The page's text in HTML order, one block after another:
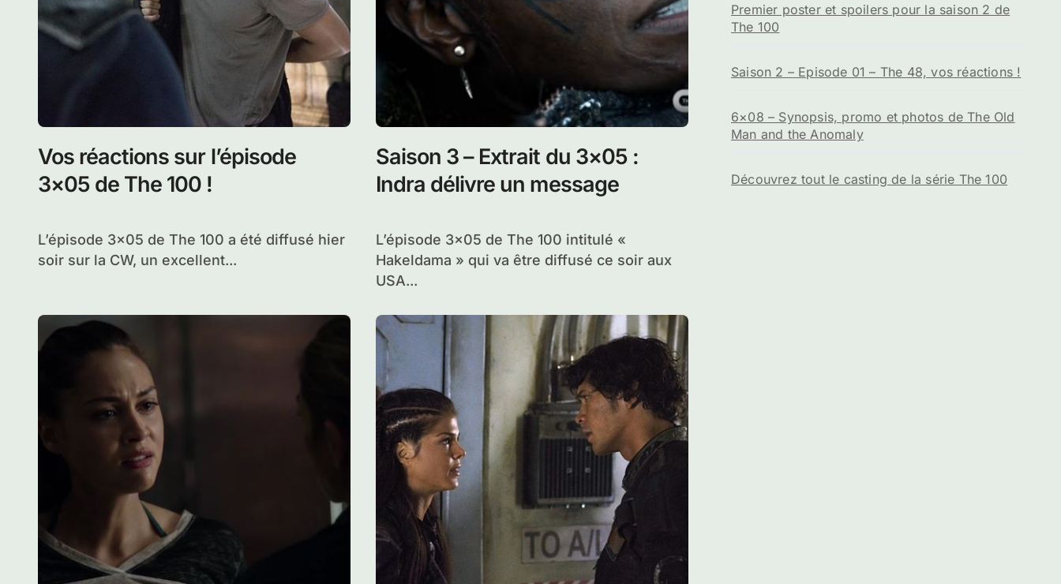
Vos réactions sur l’épisode
3×05 de The 100 !
L’épisode 3×05 de The 100 a été diffusé hier
soir sur la CW, un excellent...
Saison 3 – Extrait du 3×05 :
Indra délivre un message
L’épisode 3×05 de The 100 intitulé «
Hakeldama » qui va être diffusé ce soir aux
USA...
Premier poster et spoilers pour la saison 2 de
The 100
Saison 2 – Episode 01 – The 48, vos réactions !
6×08 – Synopsis, promo et photos de The Old
Man and the Anomaly
Découvrez tout le casting de la série The 100